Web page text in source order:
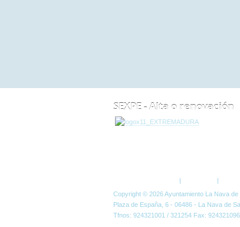
SEXPE - Alta o renovación
| |
Copyright © 2026 Ayuntamiento La Nava
Plaza de España, 6 - 06486 - La Nava de
Tfnos: 924321001 / 321254 Fax: